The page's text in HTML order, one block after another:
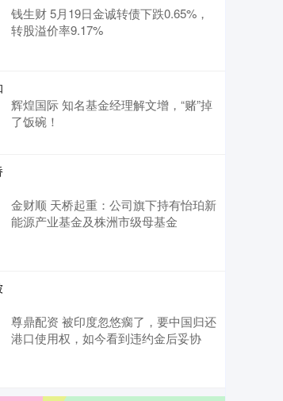
钱生财 5月19日金诚转债下跌0.65%，
转股溢价率9.17%
辉煌国际 知名基金经理解文增，“赌”掉
了饭碗！
金财顺 天桥起重：公司旗下持有怡珀新
能源产业基金及株洲市级母基金
尊鼎配资 被印度忽悠瘸了，要中国归还
港口使用权，如今看到违约金后妥协